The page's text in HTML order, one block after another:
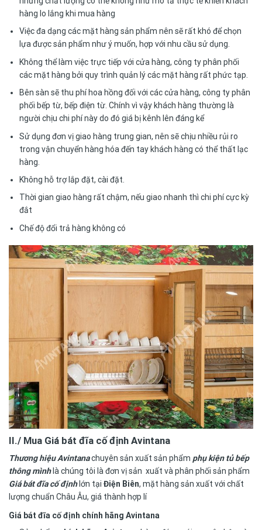
hàng lo lắng khi mua hàng
Việc đa dạng các mặt hàng sản phẩm nên sẽ rất khó để chọn
lựa được sản phẩm như ý muốn, hợp với nhu cầu sử dụng.
Không thể làm việc trực tiếp với cửa hàng, công ty phân phối
các mặt hàng bởi quy trình quản lý các mặt hàng rất phức tạp.
Bên sàn sẽ thu phí hoa hồng đối với các cửa hàng, công ty phân
phối bếp từ, bếp điện từ. Chính vì vậy khách hàng thường là
người chịu chi phí này do đó giá bị kênh lên đáng kể
Sử dụng đơn vị giao hàng trung gian, nên sẽ chịu nhiều rủi ro
trong vận chuyển hàng hóa đến tay khách hàng có thể thất lạc
hàng.
Không hỗ trợ lắp đặt, cài đặt.
Thời gian giao hàng rất chậm, nếu giao nhanh thì chi phí cực kỳ
đắt
Chế độ đổi trả hàng không có
II./ Mua Giá bát đĩa cố định Avintana
Thương hiệu Avintanachuyên sản xuất sản phẩm phụ kiện tủ bếp
thông mìnhlà chúng tôi là đơn vị sản xuất và phân phối sản phẩm
Giá bát đĩa cố địnhlớn tại Điện Biên, mặt hàng sản xuất với chất
lượng chuẩn Châu Âu, giá thành hợp lí
Giá bát đĩa cố định chính hãng Avintana